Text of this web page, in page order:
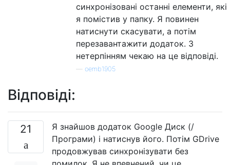
синхронізовані останні елементи, які
я помістив у папку. Я повинен
натиснути скасувати, а потім
перезавантажити додаток. З
нетерпінням чекаю на це відповіді.
oemb1905
Відповіді:
21
Я знайшов додаток Google Диск (/
Програми) і натиснув його. Потім GDrive
продовжував синхронізувати без